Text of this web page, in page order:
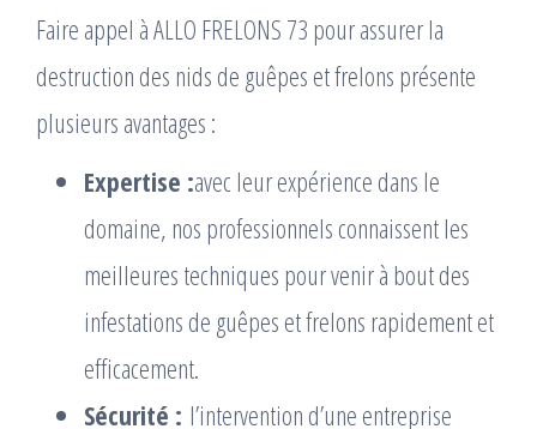
Faire appel à ALLO FRELONS 73 pour assurer la
destruction des nids de guêpes et frelons présente
plusieurs avantages :
Expertise :avec leur expérience dans le
domaine, nos professionnels connaissent les
meilleures techniques pour venir à bout des
infestations de guêpes et frelons rapidement et
efficacement.
Sécurité : l’intervention d’une entreprise